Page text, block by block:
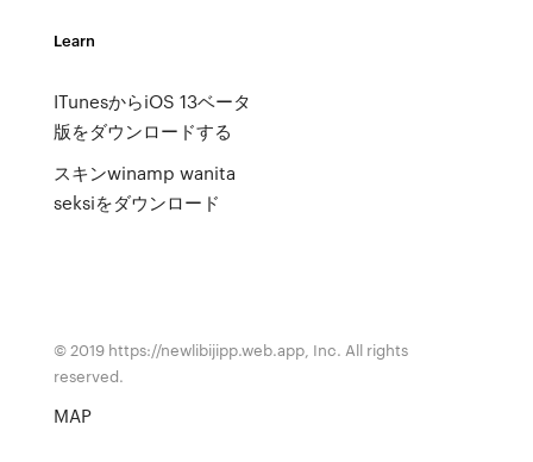
Learn
ITunesからiOS 13ベータ
版をダウンロードする
スキンwinamp wanita
seksiをダウンロード
© 2019 https://newlibijipp.web.app, Inc. All rights
reserved.
MAP